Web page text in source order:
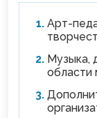
Арт-
Музыка,
области